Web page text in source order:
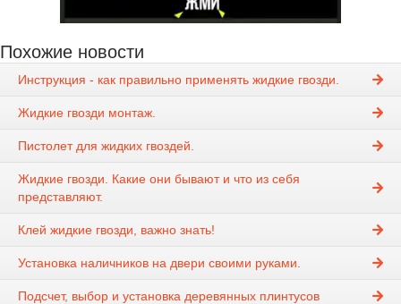
Похожие новости
Инструкция - как правильно применять жидкие гвозди.
Жидкие гвозди монтаж.
Пистолет для жидких гвоздей.
Жидкие гвозди. Какие они бывают и что из себя
представляют.
Клей жидкие гвозди, важно знать!
Установка наличников на двери своими руками.
Подсчет, выбор и установка деревянных плинтусов